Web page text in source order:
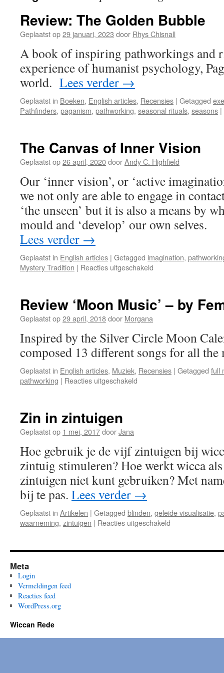
Review: The Golden Bubble
Geplaatst op29 januari, 2023 door Rhys Chisnall
A book of inspiring pathworkings and
experience of humanist psychology,
world. Lees verder →
Geplaatst in Boeken, English articles, Recensies | Getagged
Pathfinders, paganism, pathworking, seasonal rituals, seasons |
The Canvas of Inner Vision
Geplaatst op26 april, 2020doorAndy C. Highfield
Our ‘inner vision’, or ‘active
we not only are able to engage in
‘the unseen’ but it is also a means by
mould and ‘develop’ our own selves.
Lees verder →
Geplaatst in English articles | Getagged imagination,
Mystery Tradition | Reacties uitgeschakeld
Inner
Review ‘Moon Music’ – by
Geplaatst op29 april, 2018door Morgana
Inspired by the Silver Circle Moon
composed 13 different songs for all
Geplaatst in English articles, Muziek, Recensies | Getagged full
pathworking | Reacties uitgeschakeld
Bloem
Zin in zintuigen
Geplaatst op 1 mei, 2017doorJana
Hoe gebruik je de vijf zintuigen bij
zintuig stimuleren? Hoe werkt wicca
zintuigen niet kunt gebruiken? Met
bij te pas. Lees verder →
Geplaatst in Artikelen | Getagged blinden, geleide visualisatie,
waarneming, zintuigen | Reacties uitgeschakeld
zintuigen
Meta
Login
Vermeldingen feed
Reacties feed
WordPress.org
Wiccan Rede